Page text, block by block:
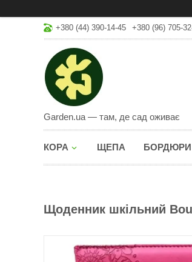
+380 (44) 390-14-45 +380 (96) 705-
Garden.ua — там, де сад оживає
КОРА ЩЕПА БОРДЮРИ
Щоденник шкільний